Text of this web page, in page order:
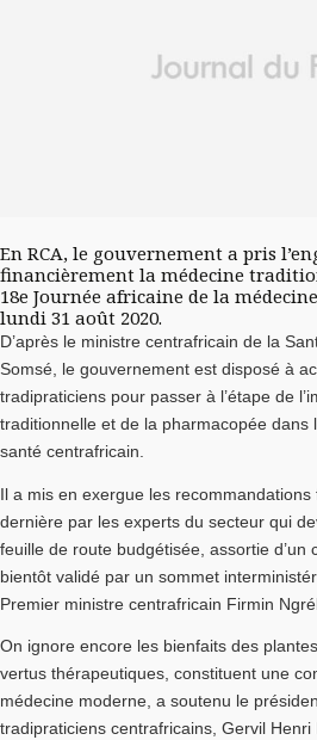
En RCA, le gouvernement a pris
financièrement la médecine
18e Journée africaine de la
lundi 31 août 2020.
D’après le ministre centrafricain de la
Somsé, le gouvernement est disposé à
tradipraticiens pour passer à l’étape de
traditionnelle et de la pharmacopée dans
santé centrafricain.
Il a mis en exergue les
dernière par les experts du secteur qui
feuille de route budgétisée, assortie d’un
bientôt validé par un sommet
Premier ministre centrafricain Firmin
On ignore encore les bienfaits des
vertus thérapeutiques, constituent une
médecine moderne, a soutenu le
tradipraticiens centrafricains, Gervil Henri